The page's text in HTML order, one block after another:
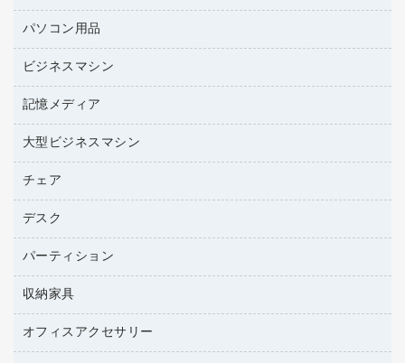
ワープロリボン
リサイクルトナー（リターン方式）
リサイクルトナー（プール方式）
リサイクルインクカートリッジ
ファクシミリトナー
トナーカートリッジ
コピートナー
名刺用紙
帳票用紙／フォーム用紙
ワープロ用紙
ラベル用紙
プロッター用紙
ハガキ用紙
その他コピー用紙・プリンタ用紙
コピー用紙
パソコン用品
パソコン周辺機器
各種ケーブル
マウスパッド
マウス
パソコンバッグ／収納用品
ネットワーク／ＬＡＮ機器
ネットワーク／ＬＡＮアクセサリー
セキュリティ用品
ビジネスマシン
電話機
レーザープリンタ／複合機
メモリーカード
プロジェクタ
ファクシミリ
デジタルカメラ
スキャナー
コピー機
記憶メディア
ブルーレイディスク
ＣＤ－ＲＷ
ＣＤ－Ｒ
メディア収納用品
大型ビジネスマシン
プリンタ
チェア
応接イス・ベンチ
オフィスチェア
デスク
ミーティングテーブル
デスク
カウンター
パーティション
ホワイトボード・黒板
収納家具
保管庫・書庫
オフィスアクセサリー